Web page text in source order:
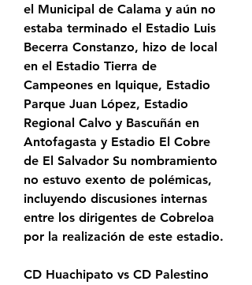
el Municipal de Calama y aún no
estaba terminado el Estadio Luis
Becerra Constanzo, hizo de local
en el Estadio Tierra de
Campeones en Iquique, Estadio
Parque Juan López, Estadio
Regional Calvo y Bascuñán en
Antofagasta y Estadio El Cobre
de El Salvador Su nombramiento
no estuvo exento de polémicas,
incluyendo discusiones internas
entre los dirigentes de Cobreloa
por la realización de este estadio.
CD Huachipato vs CD Palestino